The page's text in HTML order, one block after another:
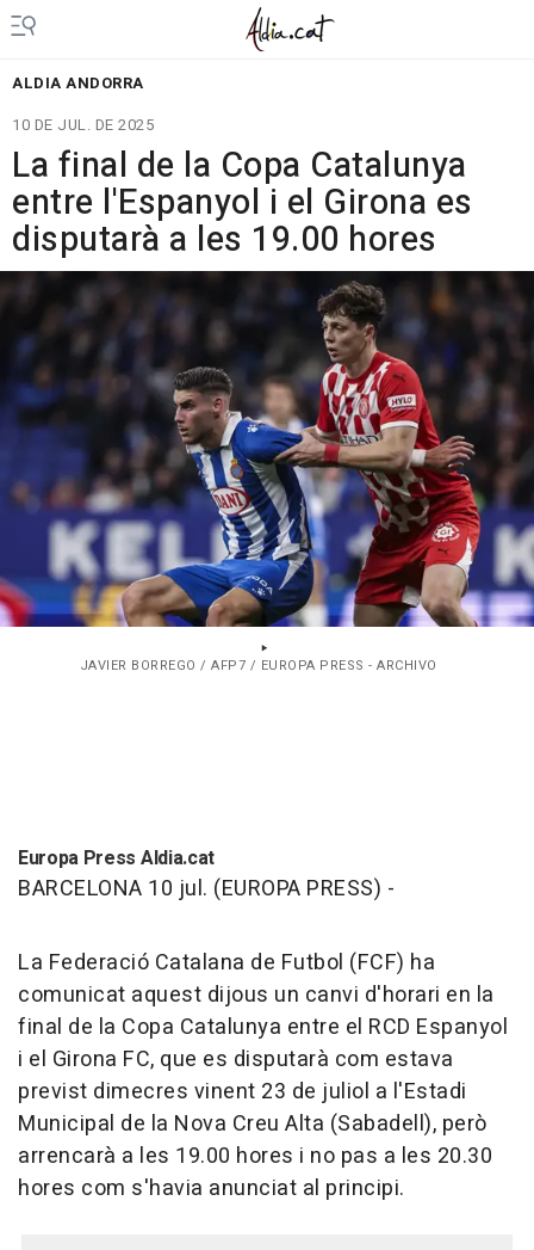
ALDIA ANDORRA
10 DE JUL. DE 2025
La final de la Copa Catalunya
entre l'Espanyol i el Girona es
disputarà a les 19.00 hores
JAVIER BORREGO / AFP7 / EUROPA PRESS - ARCHIVO
Europa Press Aldia.cat
BARCELONA 10 jul. (EUROPA PRESS) -
La Federació Catalana de Futbol (FCF) ha
comunicat aquest dijous un canvi d'horari en la
final de la Copa Catalunya entre el RCD Espanyol
i el Girona FC, que es disputarà com estava
previst dimecres vinent 23 de juliol a l'Estadi
Municipal de la Nova Creu Alta (Sabadell), però
arrencarà a les 19.00 hores i no pas a les 20.30
hores com s'havia anunciat al principi.